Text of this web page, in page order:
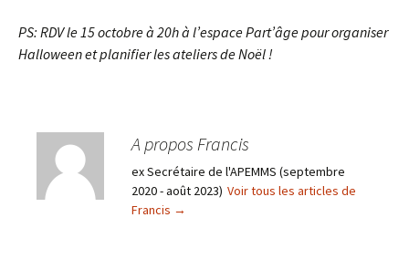
PS: RDV le 15 octobre à 20h à l’espace Part’âge pour organiser
Halloween et planifier les ateliers de Noël !
A propos Francis
ex Secrétaire de l'APEMMS (septembre
2020 - août 2023) Voir tous les articles de
Francis →